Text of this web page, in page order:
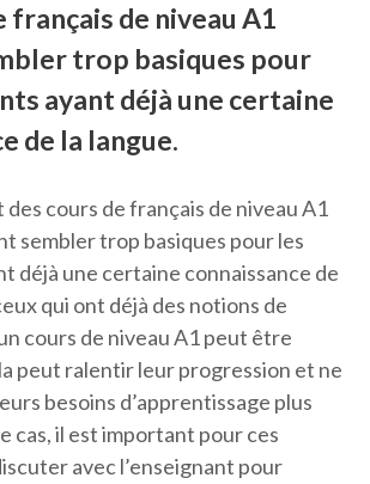
français de niveau A1
trop basiques pour
ayant déjà une certaine
de la langue.
cours de français de niveau A1
sembler trop basiques pour les
déjà une certaine connaissance de
qui ont déjà des notions de
cours de niveau A1 peut être
peut ralentir leur progression et ne
besoins d’apprentissage plus
cas, il est important pour ces
avec l’enseignant pour